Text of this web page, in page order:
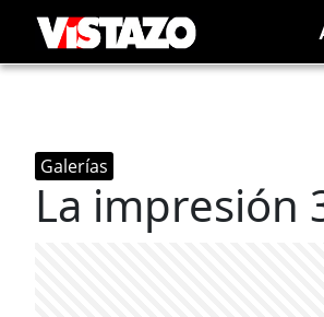
Galerías
La impresión